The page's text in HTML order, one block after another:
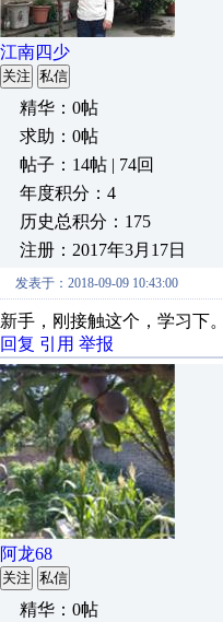
江南四少
关注 私信
精华：0帖
求助：0帖
帖子：14帖 | 74回
年度积分：4
历史总积分：175
注册：2017年3月17日
发表于：2018-09-09 10:43:00
新手，刚接触这个，学习下。
回复 引用 举报
阿龙68
关注 私信
精华：0帖